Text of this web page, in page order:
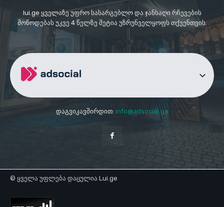
lui.ge ყველაზე უფრო სასარგებლო და ჯანსაღი რჩევების
მოწოდებას უკვე 4 წელზე მეტია უზრუნველყოფს თქვენთვის.
დაგვიკავშირდით: info@adsocial.ge
© ყველა უფლება დაცულია Lui.ge